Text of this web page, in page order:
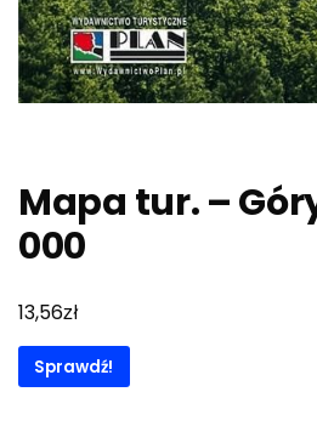
Mapa tur. –
000
13,56zł
Sprawdź!